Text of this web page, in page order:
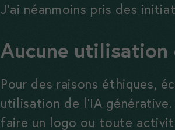
J’ai néanmoins pris des
Aucune
Pour des raisons éthiques,
utilisation de l’IA
faire un logo ou toute